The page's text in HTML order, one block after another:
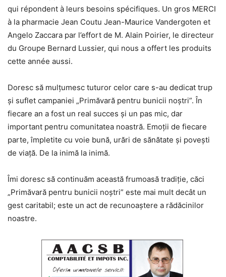
qui répondent à leurs besoins spécifiques. Un gros MERCI
à la pharmacie Jean Coutu Jean-Maurice Vandergoten et
Angelo Zaccara par l’effort de M. Alain Poirier, le directeur
du Groupe Bernard Lussier, qui nous a offert les produits
cette année aussi.
Doresc să mulțumesc tuturor celor care s-au dedicat trup
și suflet campaniei „Primăvară pentru bunicii noștri”. În
fiecare an a fost un real succes și un pas mic, dar
important pentru comunitatea noastră. Emoții de fiecare
parte, împletite cu voie bună, urări de sănătate și povești
de viață. De la inimă la inimă.
Îmi doresc să continuăm această frumoasă tradiție, căci
„Primăvară pentru bunicii noștri” este mai mult decât un
gest caritabil; este un act de recunoaștere a rădăcinilor
noastre.